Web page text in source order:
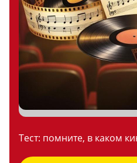
Тест: помните, в каком